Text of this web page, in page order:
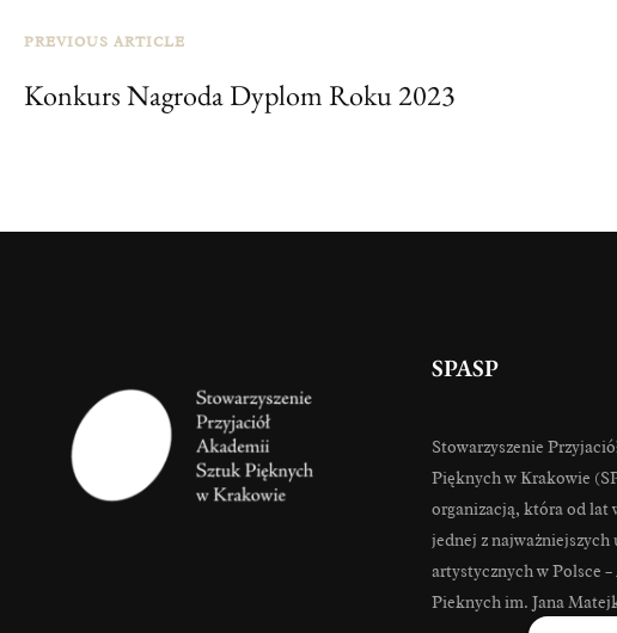
PREVIOUS ARTICLE
Konkurs Nagroda Dyplom Roku 2023
SPASP
Stowarzyszenie
Pięknych w Krakowie
organizacją, która od lat
jednej z najważniejszych
artystycznych w Polsce
Pieknych im. Jana